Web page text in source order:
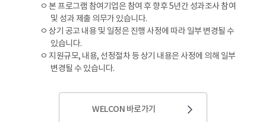
ㅇ 본 프로그램 참여기업은 참여 후 향후 5년간 성과조사 참여
및 성과 제출 의무가 있습니다.
ㅇ 상기 공고 내용 및 일정은 진행 사정에 따라 일부 변경될 수
있습니다.
ㅇ 지원규모, 내용, 선정절차 등 상기 내용은 사정에 의해 일부
변경될 수 있습니다.
WELCON 바로가기